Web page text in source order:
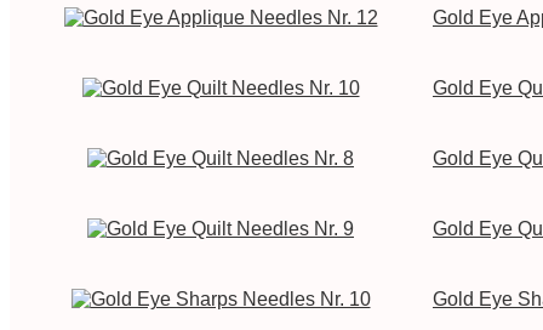
Gold Eye
Gold Eye
Gold Eye
Gold Eye
Gold Eye